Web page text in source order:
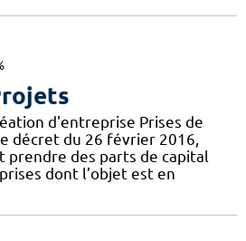
d'entreprise Prises de
décret du 26 février 2016,
prendre des parts de capital
dont l’objet est en